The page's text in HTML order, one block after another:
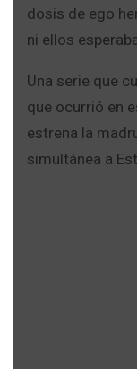
dosis de ego
ni ellos
Una serie que
que ocurrió en
estrena la
simultánea a